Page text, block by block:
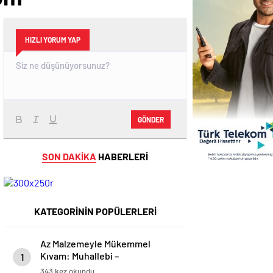
HIZLI YORUM YAP
GÖNDER
SON DAKİKA HABERLERİ
KATEGORİNİN POPÜLERLERİ
1
Az Malzemeyle Mükemmel
Kıvam: Muhallebi –
modagirdim.com